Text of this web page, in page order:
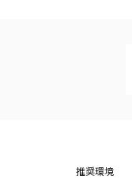
推奨環境